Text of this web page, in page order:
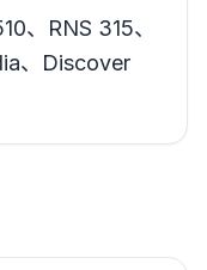
、RNS 315、
、Discover